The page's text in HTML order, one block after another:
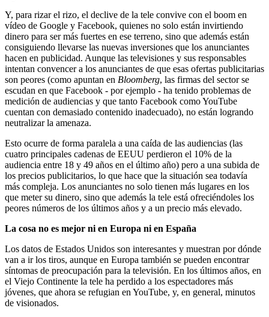
Y, para rizar el rizo, el declive de la tele convive con el boom en
vídeo de Google y Facebook, quienes no solo están invirtiendo
dinero para ser más fuertes en ese terreno, sino que además están
consiguiendo llevarse las nuevas inversiones que los anunciantes
hacen en publicidad. Aunque las televisiones y sus responsables
intentan convencer a los anunciantes de que esas ofertas publicitarias
son peores (como apuntan en Bloomberg, las firmas del sector se
escudan en que Facebook - por ejemplo - ha tenido problemas de
medición de audiencias y que tanto Facebook como YouTube
cuentan con demasiado contenido inadecuado), no están logrando
neutralizar la amenaza.
Esto ocurre de forma paralela a una caída de las audiencias (las
cuatro principales cadenas de EEUU perdieron el 10% de la
audiencia entre 18 y 49 años en el último año) pero a una subida de
los precios publicitarios, lo que hace que la situación sea todavía
más compleja. Los anunciantes no solo tienen más lugares en los
que meter su dinero, sino que además la tele está ofreciéndoles los
peores números de los últimos años y a un precio más elevado.
La cosa no es mejor ni en Europa ni en España
Los datos de Estados Unidos son interesantes y muestran por dónde
van a ir los tiros, aunque en Europa también se pueden encontrar
síntomas de preocupación para la televisión. En los últimos años, en
el Viejo Continente la tele ha perdido a los espectadores más
jóvenes, que ahora se refugian en YouTube, y, en general, minutos
de visionados.